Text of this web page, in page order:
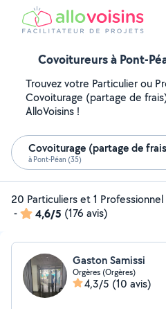
Covoitureurs à Pont-
Trouvez votre Particulier ou
Covoiturage (partage de
AlloVoisins !
Covoiturage (partage de
à Pont-Péan (35)
20 Particuliers et 1
-
4,6/5 (176 avis)
Gaston Samissi
Orgères (Orgères)
4,3/5 (10 avis)